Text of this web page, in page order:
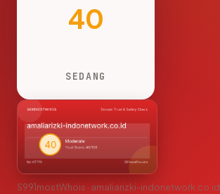
40
SEDANG
S991mostWhois · amaliarizki-indonetwork.co.id